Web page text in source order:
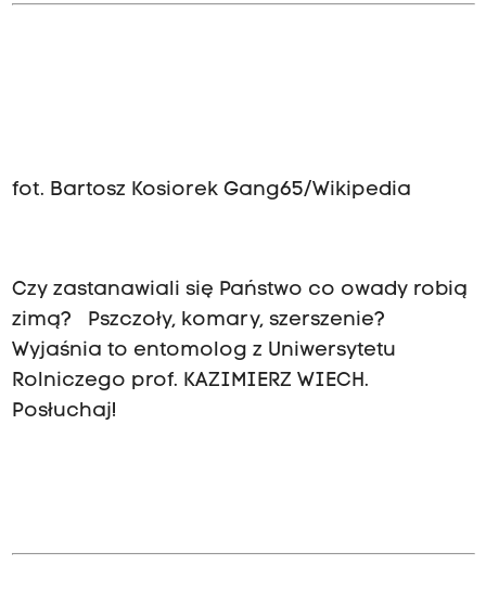
fot. Bartosz Kosiorek Gang65/Wikipedia
Czy zastanawiali się Państwo co owady robią
zimą? Pszczoły, komary, szerszenie?
Wyjaśnia to entomolog z Uniwersytetu
Rolniczego prof. KAZIMIERZ WIECH.
Posłuchaj!